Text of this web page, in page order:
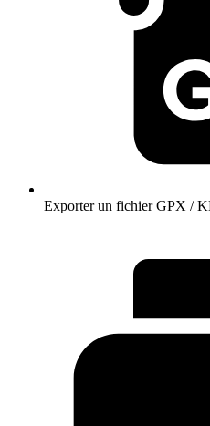
Exporter un fichier GPX /